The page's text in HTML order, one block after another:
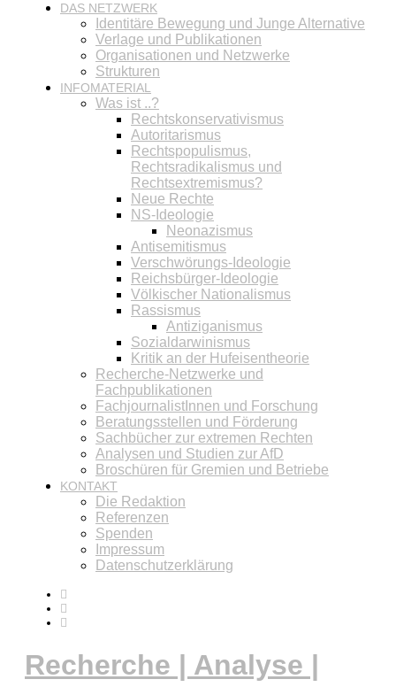
DAS NETZWERK
Identitäre Bewegung und Junge Alternative
Verlage und Publikationen
Organisationen und Netzwerke
Strukturen
INFOMATERIAL
Was ist ..?
Rechtskonservativismus
Autoritarismus
Rechtspopulismus,
Rechtsradikalismus und
Rechtsextremismus?
Neue Rechte
NS-Ideologie
Neonazismus
Antisemitismus
Verschwörungs-Ideologie
Reichsbürger-Ideologie
Völkischer Nationalismus
Rassismus
Antiziganismus
Sozialdarwinismus
Kritik an der Hufeisentheorie
Recherche-Netzwerke und
Fachpublikationen
FachjournalistInnen und Forschung
Beratungsstellen und Förderung
Sachbücher zur extremen Rechten
Analysen und Studien zur AfD
Broschüren für Gremien und Betriebe
KONTAKT
Die Redaktion
Referenzen
Spenden
Impressum
Datenschutzerklärung
Recherche | Analyse |